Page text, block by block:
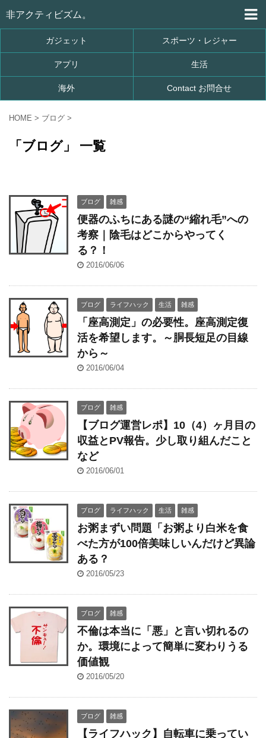
非アクティビズム。
ガジェット スポーツ・レジャー
アプリ 生活
海外 Contact お問合せ
HOME > ブログ >
「ブログ」 一覧
ブログ 雑感
便器のふちにある謎の“縮れ毛”への
考察｜陰毛はどこからやってく
る？！
2016/06/06
ブログ ライフハック 生活 雑感
「座高測定」の必要性。座高測定復
活を希望します。～胴長短足の目線
から～
2016/06/04
ブログ 雑感
【ブログ運営レポ】10（4）ヶ月目の
収益とPV報告。少し取り組んだこと
など
2016/06/01
ブログ ライフハック 生活 雑感
お粥まずい問題「お粥より白米を食
べた方が100倍美味しいんだけど異論
ある？
2016/05/23
ブログ 雑感
不倫は本当に「悪」と言い切れるの
か。環境によって簡単に変わりうる
価値観
2016/05/20
ブログ 雑感
【ライフハック】自転車に乗ってい